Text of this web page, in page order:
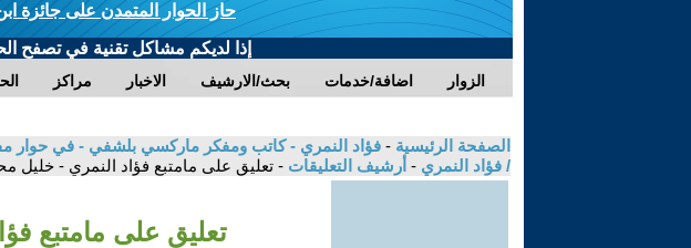
حاز الحوار المتمدن على جائزة
إذا لديكم مشاكل تقنية في تصفح
مراكز الاخبار بحث/الارشيف اضافة/خدمات الزوار
الصفحة الرئيسية - فؤاد النمري - كاتب ومفكر ماركسي بلشفي - في حوار
/ فؤاد النمري - أرشيف التعليقات - تعليق على مامتبع فؤاد النمري - خليل
تعليق على مامتبع